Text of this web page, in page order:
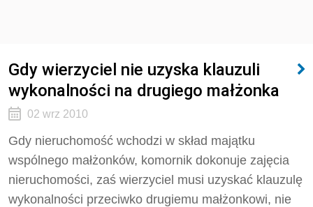
Gdy wierzyciel nie uzyska klauzuli
wykonalności na drugiego małżonka
02 wrz 2010
Gdy nieruchomość wchodzi w skład majątku
wspólnego małżonków, komornik dokonuje zajęcia
nieruchomości, zaś wierzyciel musi uzyskać klauzulę
wykonalności przeciwko drugiemu małżonkowi, nie